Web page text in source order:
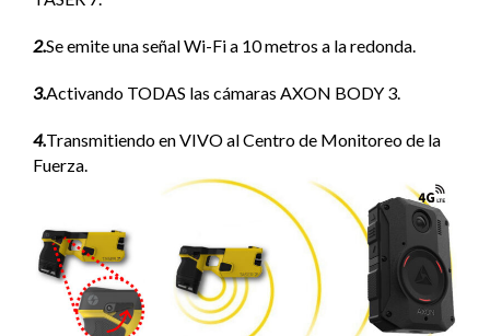
2.Se emite una señal Wi-Fi a 10 metros a la redonda.
3.Activando TODAS las cámaras AXON BODY 3.
4.Transmitiendo en VIVO al Centro de Monitoreo de la
Fuerza.